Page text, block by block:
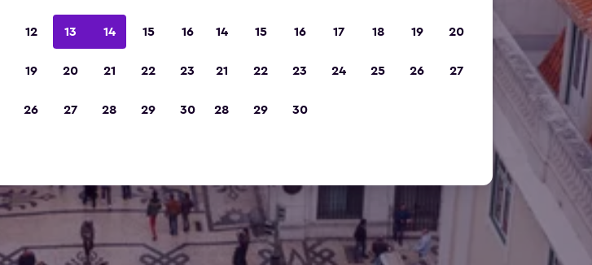
12 13 14 15 16
19 20 21 22 23
26 27 28 29 30
14 15 16 17 18 19 20
21 22 23 24 25 26 27
28 29 30